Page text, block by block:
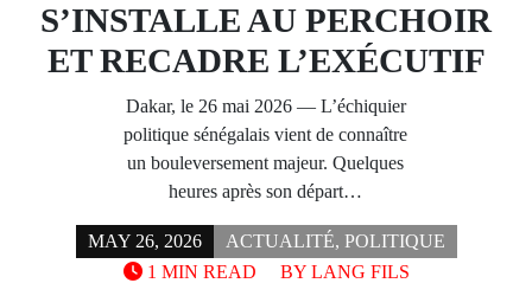
S’INSTALLE AU PERCHOIR
ET RECADRE L’EXÉCUTIF
Dakar, le 26 mai 2026 — L’échiquier
politique sénégalais vient de connaître
un bouleversement majeur. Quelques
heures après son départ…
MAY 26, 2026 ACTUALITÉ, POLITIQUE
BY LANG FILS
1 MIN READ